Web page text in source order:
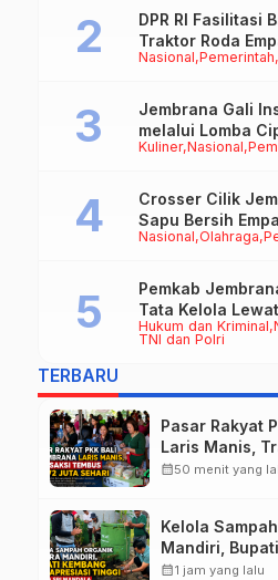
Nasional Pemerintah
DPR RI Fasilitasi
Traktor Roda
Mekanisasi
Kuliner Nasional
Jembrana Gali
melalui Lomba
Rasa
Nasional Olahraga
Crosser Cilik
Sapu Bersih
50cc
Hukum dan Kriminal
TNI dan Polri
Pemkab
Tata Kelola
Datun
TERBARU
Pasar Rakyat
Laris Manis,
Rp.672 Juta
calendar_month50 menit yang
Kelola
Mandiri,
Apresiasi
calendar_month1 jam yang lalu